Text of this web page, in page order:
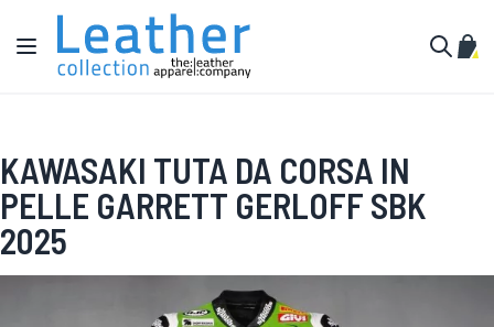
Salta al contenuto
Toggle Nav
KAWASAKI TUTA DA CORSA IN
PELLE GARRETT GERLOFF SBK
2025